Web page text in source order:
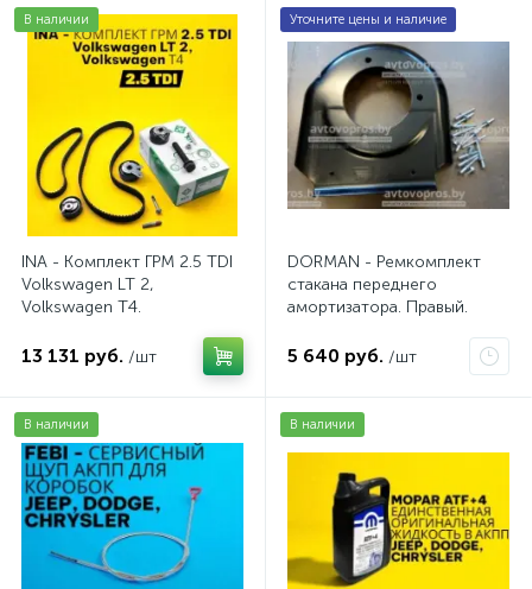
В наличии
INA - Комплект ГРМ 2.5 TDI
Volkswagen LT 2,
Volkswagen Т4.
13 131 руб. /шт
Уточните цены и наличие
DORMAN - Ремкомплект
стакана переднего
амортизатора. Правый.
5 640 руб. /шт
В наличии В наличии